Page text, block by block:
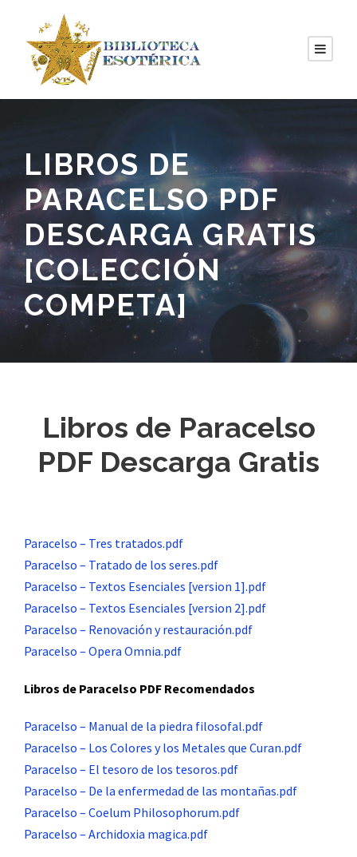
LIBROS DE
PARACELSO PDF
DESCARGA GRATIS
[COLECCIÓN
COMPETA]
Libros de Paracelso
PDF Descarga Gratis
Paracelso – Tres tratados.pdf
Paracelso – Tratado de los seres.pdf
Paracelso – Textos Esenciales [version 1].pdf
Paracelso – Textos Esenciales [version 2].pdf
Paracelso – Renovación y restauración.pdf
Paracelso – Opera Omnia.pdf
Libros de Paracelso PDF Recomendados
Paracelso – Manual de la piedra filosofal.pdf
Paracelso – Los Colores y los Metales que Curan.pdf
Paracelso – El tesoro de los tesoros.pdf
Paracelso – De la enfermedad de las montañas.pdf
Paracelso – Coelum Philosophorum.pdf
Paracelso – Archidoxia magica.pdf